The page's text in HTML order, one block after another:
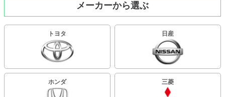
メーカーから選ぶ
トヨタ 日産
ホンダ 三菱